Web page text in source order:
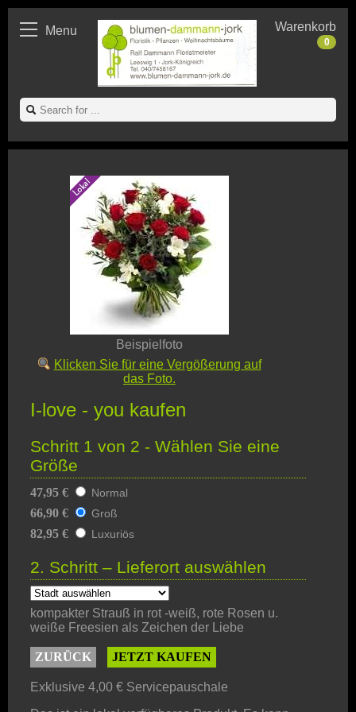
Menu Warenkorb
0
Beispielfoto
Klicken Sie für eine Vergößerung auf
das Foto.
I-love - you kaufen
Schritt 1 von 2 - Wählen Sie eine
Größe
47,95 € Normal
66,90 € Groß
82,95 € Luxuriös
2. Schritt – Lieferort auswählen
kompakter Strauß in rot -weiß, rote Rosen u.
weiße Freesien als Zeichen der Liebe
ZURÜCK JETZT KAUFEN
Exklusive 4,00 € Servicepauschale